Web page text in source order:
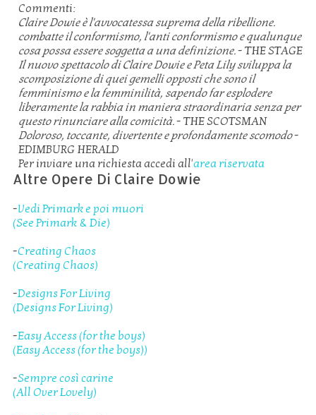
Commenti:
Claire Dowie è l'avvocatessa suprema della ribellione.
combatte il conformismo, l'anti conformismo e qualunque
cosa possa essere soggetta a una definizione.- THE STAGE
Il nuovo spettacolo di Claire Dowie e Peta Lily sviluppa la
scomposizione di quei gemelli opposti che sono il
femminismo e la femminilità, sapendo far esplodere
liberamente la rabbia in maniera straordinaria senza per
questo rinunciare alla comicità.- THE SCOTSMAN
Doloroso, toccante, divertente e profondamente scomodo-
EDIMBURG HERALD
Per inviare una richiesta accedi all'area riservata
Altre Opere Di Claire Dowie
-Vedi Primark e poi muori
(See Primark & Die)
-Creating Chaos
(Creating Chaos)
-Designs For Living
(Designs For Living)
-Easy Access (for the boys)
(Easy Access (for the boys))
-Sempre così carine
(All Over Lovely)